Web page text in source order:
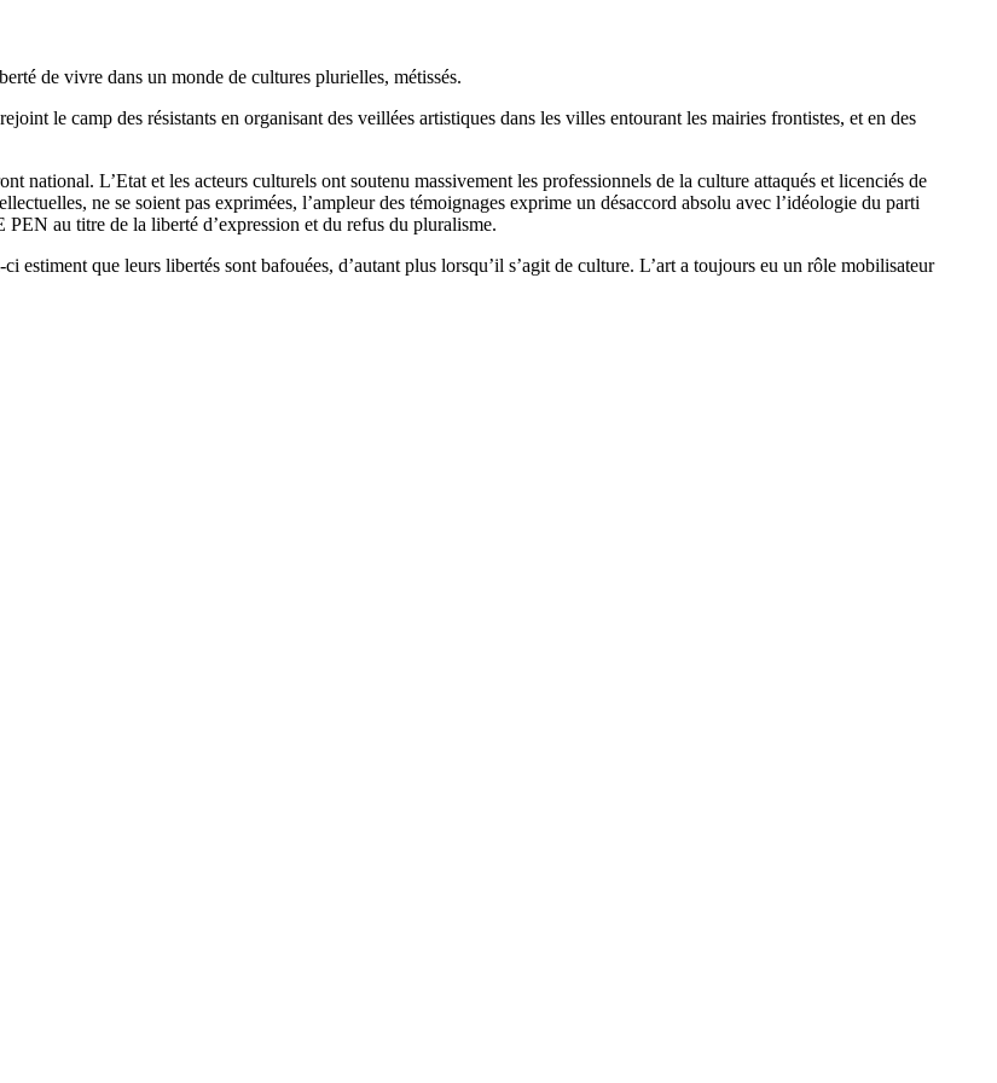
de vivre dans un monde de cultures plurielles, métissés.
le camp des résistants en organisant des veillées artistiques dans les villes entourant les mairies frontistes, et en des
national. L’Etat et les acteurs culturels ont soutenu massivement les professionnels de la culture attaqués et licenciés de
ne se soient pas exprimées, l’ampleur des témoignages exprime un désaccord absolu avec l’idéologie du parti
au titre de la liberté d’expression et du refus du pluralisme.
estiment que leurs libertés sont bafouées, d’autant plus lorsqu’il s’agit de culture. L’art a toujours eu un rôle mobilisateur